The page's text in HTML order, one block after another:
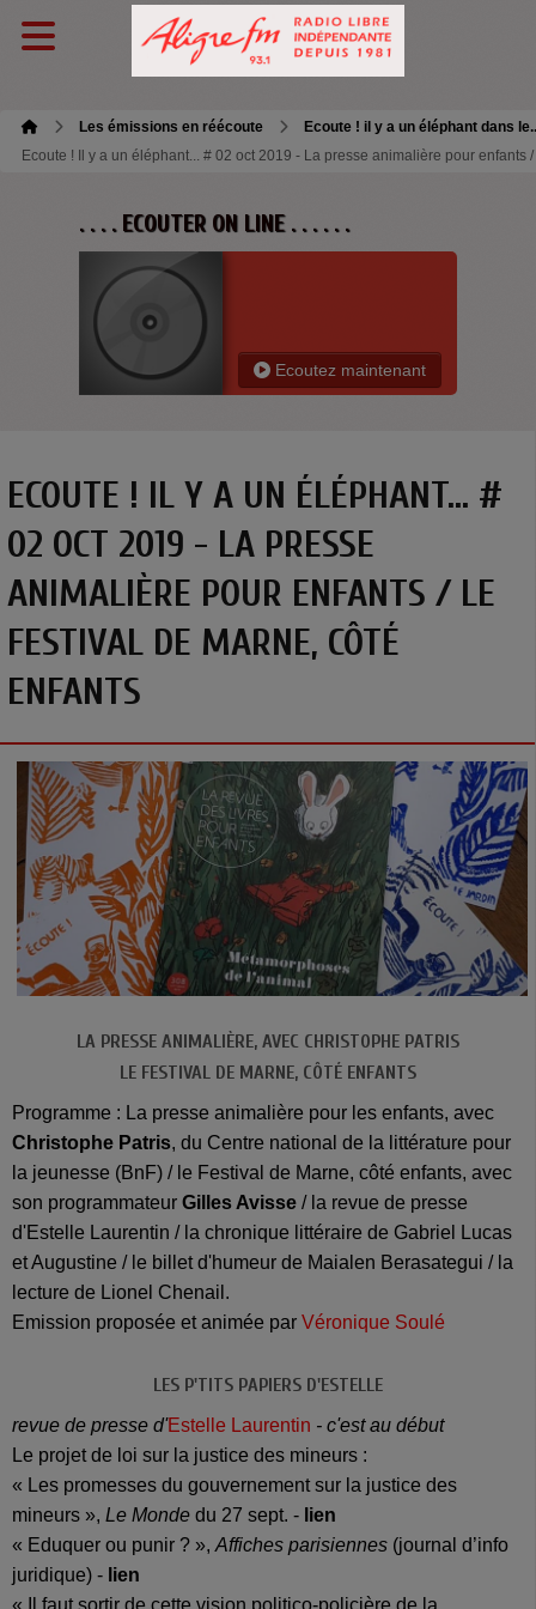
Les émissions en réécoute
Ecoute ! il y a un éléphant dans
Ecoute ! Il y a un éléphant... # 02 oct 2019 - La presse animalière pour enfants
. . . . ECOUTER ON LINE . . . . . .
Ecoutez maintenant
ECOUTE ! IL Y A UN ÉLÉPHANT... #
02 OCT 2019 - LA PRESSE
ANIMALIÈRE POUR ENFANTS / LE
FESTIVAL DE MARNE, CÔTÉ
ENFANTS
LA PRESSE ANIMALIÈRE, AVEC CHRISTOPHE PATRIS
LE FESTIVAL DE MARNE, CÔTÉ ENFANTS
Programme : La presse animalière pour les enfants, avec
Christophe Patris, du Centre national de la littérature pour
la jeunesse (BnF) / le Festival de Marne, côté enfants, avec
son programmateur Gilles Avisse / la revue de presse
d'Estelle Laurentin / la chronique littéraire de Gabriel Lucas
et Augustine / le billet d'humeur de Maialen Berasategui / la
lecture de Lionel Chenail.
Emission proposée et animée par Véronique Soulé
LES P'TITS PAPIERS D'ESTELLE
revue de presse d'Estelle Laurentin - c'est au début
Le projet de loi sur la justice des mineurs :
« Les promesses du gouvernement sur la justice des
mineurs », Le Monde du 27 sept. - lien
« Eduquer ou punir ? », Affiches parisiennes (journal d’info
juridique) - lien
« Il faut sortir de cette vision politico-policière de la